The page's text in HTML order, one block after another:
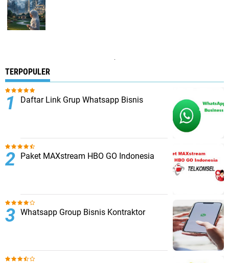
TERPOPULER
Daftar Link Grup Whatsapp Bisnis
Paket MAXstream HBO GO Indonesia
Whatsapp Group Bisnis Kontraktor